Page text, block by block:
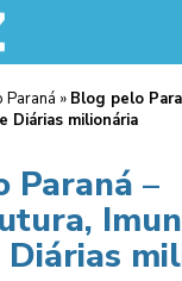
Paraná » Blog pelo
Diárias milionária
Paraná –